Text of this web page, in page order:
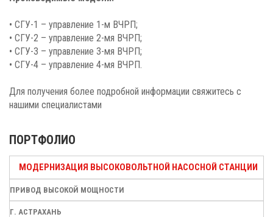
• СГУ-1 – управление 1-м ВЧРП;
• СГУ-2 – управление 2-мя ВЧРП;
• СГУ-3 – управление 3-мя ВЧРП;
• СГУ-4 – управление 4-мя ВЧРП.
Для получения более подробной информации свяжитесь с
нашими специалистами
ПОРТФОЛИО
МОДЕРНИЗАЦИЯ ВЫСОКОВОЛЬТНОЙ НАСОСНОЙ СТАНЦИИ
ПРИВОД ВЫСОКОЙ МОЩНОСТИ
Г. АСТРАХАНЬ